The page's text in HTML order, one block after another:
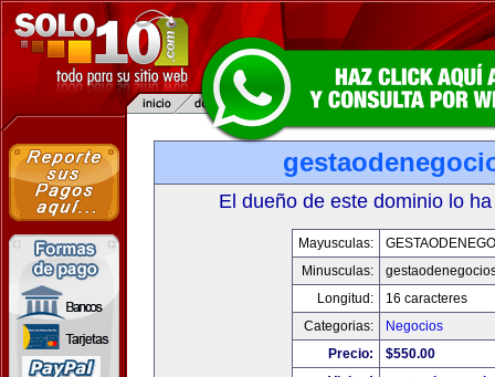
El dueño de este dominio lo
Mayusculas:
Minusculas:
Longitud:
16 caracteres
Categorias:
Negocios
Precio:
$550.00